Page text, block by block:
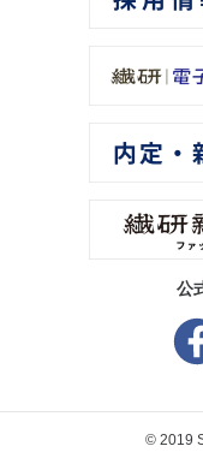
公
© 2019